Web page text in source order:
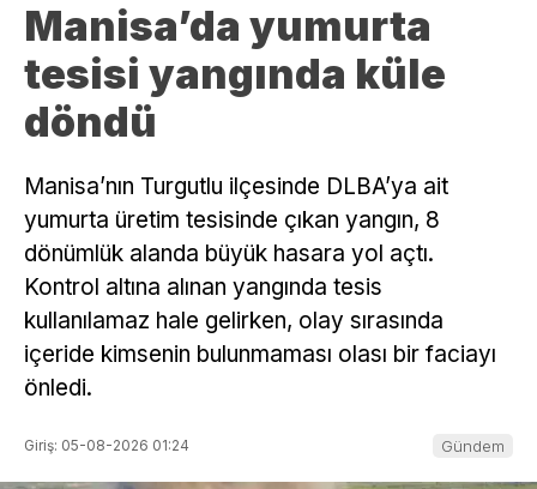
Manisa’da yumurta
tesisi yangında küle
döndü
Manisa’nın Turgutlu ilçesinde DLBA’ya ait
yumurta üretim tesisinde çıkan yangın, 8
dönümlük alanda büyük hasara yol açtı.
Kontrol altına alınan yangında tesis
kullanılamaz hale gelirken, olay sırasında
içeride kimsenin bulunmaması olası bir faciayı
önledi.
Giriş: 05-08-2026 01:24 Gündem